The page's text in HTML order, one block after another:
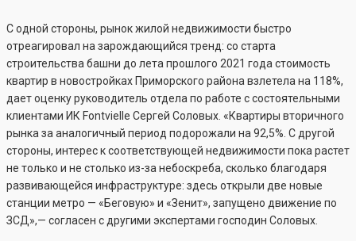
С одной стороны, рынок жилой недвижимости быстро
отреагировал на зарождающийся тренд: со старта
строительства башни до лета прошлого 2021 года стоимость
квартир в новостройках Приморского района взлетела на 118%,
дает оценку руководитель отдела по работе с состоятельными
клиентами ИК Fontvielle Сергей Соловых. «Квартиры вторичного
рынка за аналогичный период подорожали на 92,5%. С другой
стороны, интерес к соответствующей недвижимости пока растет
не только и не столько из-за небоскреба, сколько благодаря
развивающейся инфраструктуре: здесь открыли две новые
станции метро — «Беговую» и «Зенит», запущено движение по
ЗСД»,— согласен с другими экспертами господин Соловых.